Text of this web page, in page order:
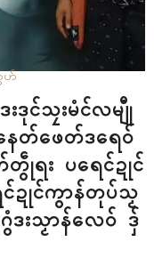
ဟ်
ဒုၚ်သၠးမံၚ်လမျီု
တ်ဖေတ်ဒရေဝ်
ရး ပရေၚ်ဍုၚ်
ဍုၚ်ကွာန်တုပ်သၟ
သၟာန်လေဝ် ဒှ်